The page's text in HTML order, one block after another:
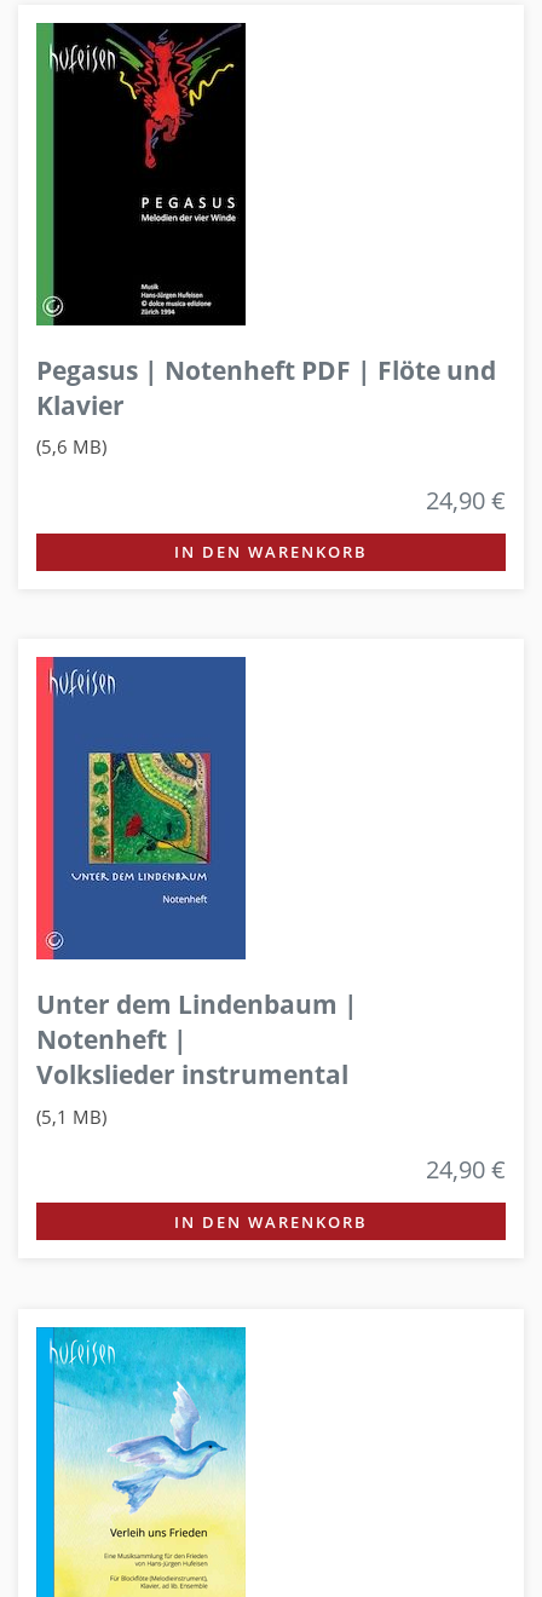
Pegasus | Notenheft PDF | Flöte und
Klavier
(5,6 MB)
24,90 €
IN DEN WARENKORB
Unter dem Lindenbaum |
Notenheft |
Volkslieder instrumental
(5,1 MB)
24,90 €
IN DEN WARENKORB